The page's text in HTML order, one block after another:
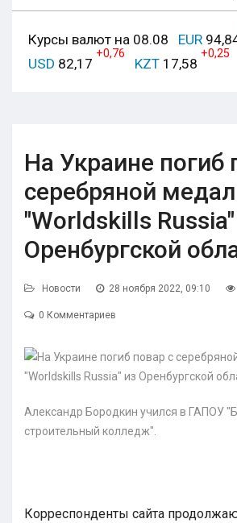
Курсы валют на 08.08 EUR
USD 82,17
+0,76
KZT 17,58
+0,25
На Украине погиб
серебряной
"Worldskills
Оренбургской
Новости 28 ноября 2022, 09:10
0 Комментариев
Александр Бородкин учился в ГАПОУ
строительный колледж".
Корреспонденты сайта